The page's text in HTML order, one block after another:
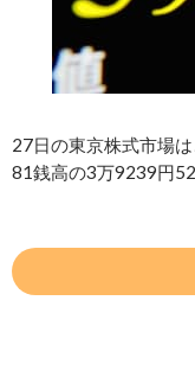
27日の東京株式市場
81銭高の3万9239円